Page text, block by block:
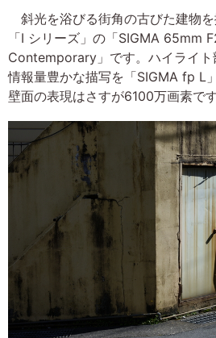
斜光を浴びる街角の古びた建物
「I シリーズ」の「SIGMA 65mm
Contemporary」です。ハイライ
情報量豊かな描写を「SIGMA fp L
壁面の表現はさすが6100万画素です